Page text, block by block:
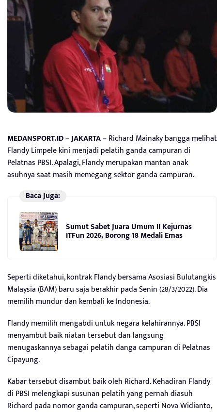
MEDANSPORT.ID – JAKARTA –Richard Mainaky bangga melihat
Flandy Limpele kini menjadi pelatih ganda campuran di
Pelatnas PBSI. Apalagi, Flandy merupakan mantan anak
asuhnya saat masih memegang sektor ganda campuran.
Baca Juga:
Sumut Sabet Juara Umum II Kejurnas
ITFun 2026, Borong 18 Medali Emas
Seperti diketahui, kontrak Flandy bersama Asosiasi Bulutangkis
Malaysia (BAM) baru saja berakhir pada Senin (28/3/2022). Dia
memilih mundur dan kembali ke Indonesia.
Flandy memilih mengabdi untuk negara kelahirannya. PBSI
menyambut baik niatan tersebut dan langsung
menugaskannya sebagai pelatih danga campuran di Pelatnas
Cipayung.
Kabar tersebut disambut baik oleh Richard. Kehadiran Flandy
di PBSI melengkapi susunan pelatih yang pernah diasuh
Richard pada nomor ganda campuran, seperti Nova Widianto,